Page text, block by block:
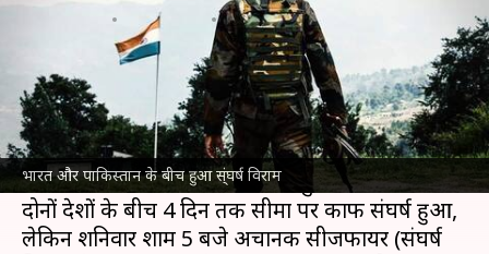
भारत और पाकिस्तान के बीच हुआ स्ंघर्ष विराम
May 11, 2025 01:48 pm
क्या है खबर?
भारत की ओर से पहलगामआतंकवादी हमलेका बदला
लेने के लिए चलाए गए ' ऑपरेशन सिंदूर' के बाद
पाकिस्तान के साथ तनाव चरम पर पहुंच गया।
दोनों देशों के बीच 4 दिन तक सीमा पर काफी संघर्ष हुआ,
लेकिन शनिवार शाम 5 बजे अचानक सीजफायर (संघर्ष